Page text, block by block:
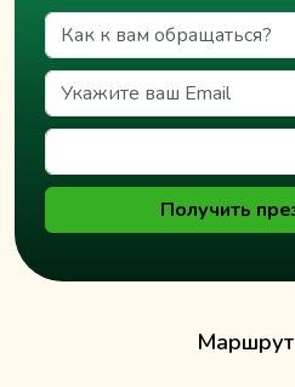
Получить
Маршрут